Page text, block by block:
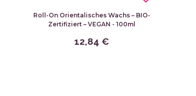
Roll-On Orientalisches Wachs – BIO-
Zertifiziert – VEGAN - 100ml
12,84 €